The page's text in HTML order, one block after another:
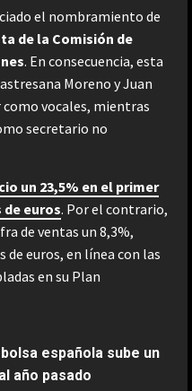
el nombramiento de
de la Comisión de
. En consecuencia, esta
Moreno y Juan
vocales, mientras
secretario no
un 23,5% en el primer
euros. Por el contrario,
de ventas un 8,3%,
euros, en línea con las
en su Plan
española sube un
año pasado